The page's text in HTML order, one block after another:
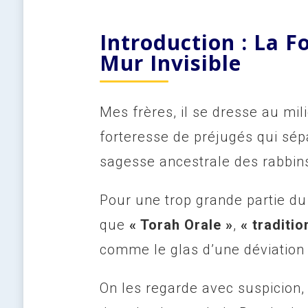
Introduction : La
Mur Invisible
Mes frères, il se dresse au
forteresse de préjugés qui
sagesse ancestrale des
Pour une trop grande partie
que « Torah Orale », «
comme le glas d’une
On les regarde avec